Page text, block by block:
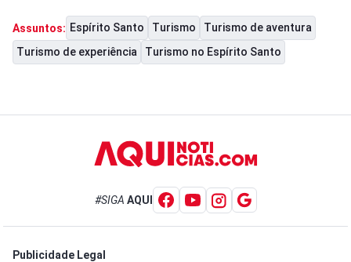
Assuntos: Espírito Santo Turismo
Turismo de aventura
Turismo de experiência
Turismo no Espírito Santo
#SIGA AQUI
Publicidade Legal